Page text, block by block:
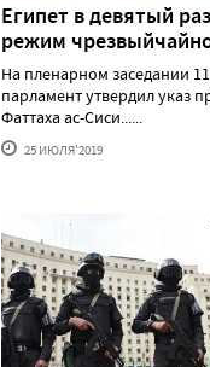
Египет в девятый
режим
На пленарном заседании
парламент утвердил указ
Фаттаха ас-Сиси......
25 ИЮЛЯ'2019